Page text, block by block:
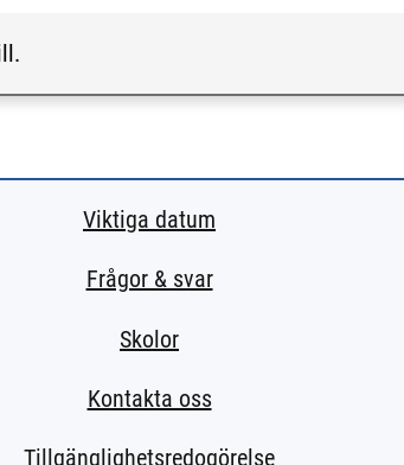
Viktiga datum
Frågor & svar
Skolor
Kontakta oss
Tillgänglighetsredogörelse